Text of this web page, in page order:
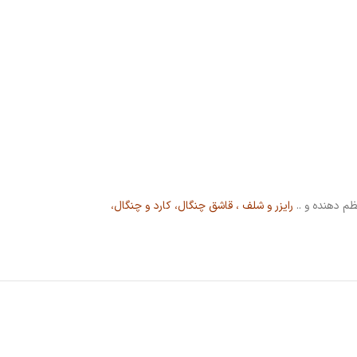
دهنده و .. رایزر و شلف ، قاشق چنگال، کارد و چنگال،